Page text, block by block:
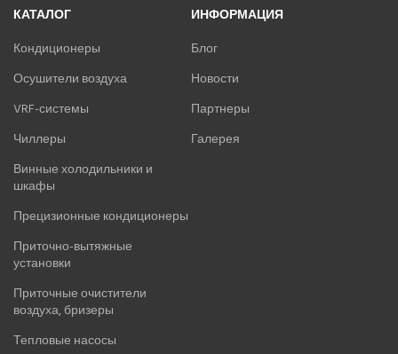
КАТАЛОГ
Кондиционеры
Осушители воздуха
VRF-системы
Чиллеры
Винные холодильники и
шкафы
Прецизионные кондиционеры
Приточно-вытяжные
установки
Приточные очистители
воздуха, бризеры
Тепловые насосы
ИНФОРМАЦИЯ
Блог
Новости
Партнеры
Галерея